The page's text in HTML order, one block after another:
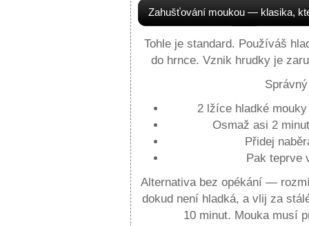
Zahušťování moukou — klasika,
Tohle je standard. Používáš
do hrnce. Vznik hrudky je
2 lžíce hladké
Osmaž asi 2
Přidej
Pak teprve
Alternativa bez opékání —
dokud není hladká, a vlij za
10 minut. Mouka musí